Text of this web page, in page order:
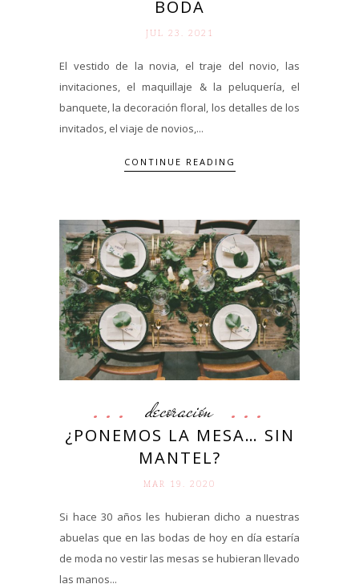
BODA
JUL 23. 2021
El vestido de la novia, el traje del novio, las
invitaciones, el maquillaje & la peluquería, el
banquete, la decoración floral, los detalles de los
invitados, el viaje de novios,...
CONTINUE READING
decoración
¿PONEMOS LA MESA… SIN
MANTEL?
MAR 19. 2020
Si hace 30 años les hubieran dicho a nuestras
abuelas que en las bodas de hoy en día estaría
de moda no vestir las mesas se hubieran llevado
las manos...